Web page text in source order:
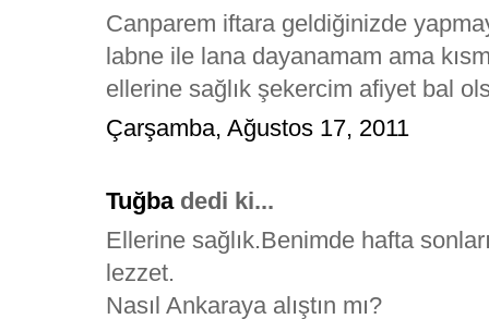
Canparem iftara geldiğinizde
labne ile lana dayanamam ama
ellerine sağlık şekercim afiyet bal
Çarşamba, Ağustos 17, 2011
Tuğbadedi ki...
Ellerine sağlık.Benimde hafta
lezzet.
Nasıl Ankaraya alıştın mı?